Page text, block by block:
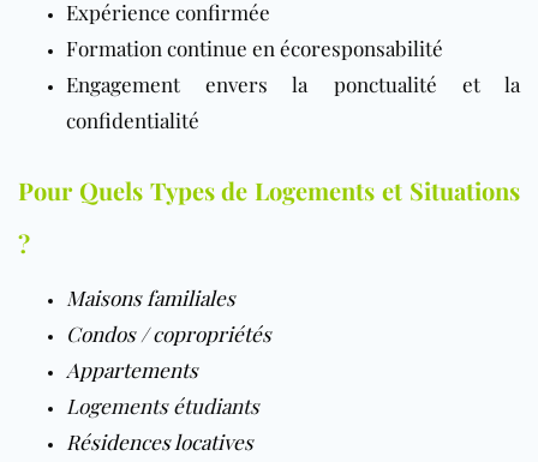
Expérience confirmée
Formation continue en écoresponsabilité
Engagement envers la ponctualité et la
confidentialité
Pour Quels Types de Logements et Situations
?
Maisons familiales
Condos/copropriétés
Appartements
Logements étudiants
Résidences locatives